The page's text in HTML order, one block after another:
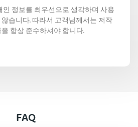
인 정보를 최우선으로 생각하며 사용
습니다. 따라서 고객님께서는 저작
항상 준수하셔야 합니다.
FAQ